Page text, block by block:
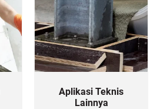
Aplikasi Teknis
Lainnya